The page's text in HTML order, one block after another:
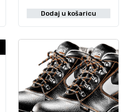
o
r
n
a
c
i
j
e
n
e
n
u
t
n
a
c
i
j
Dodaj u košaricu